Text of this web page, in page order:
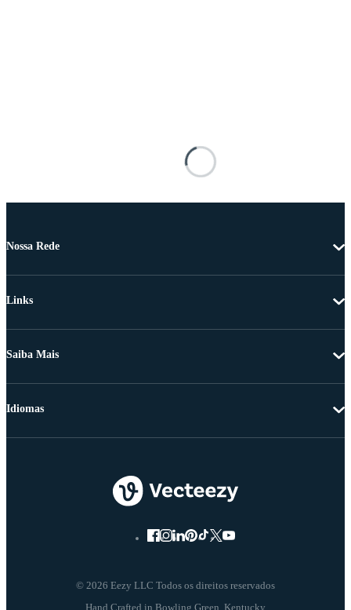
Nossa Rede
Links
Saiba Mais
© 2026 Eezy LLC Todos os direitos reservados
Idiomas